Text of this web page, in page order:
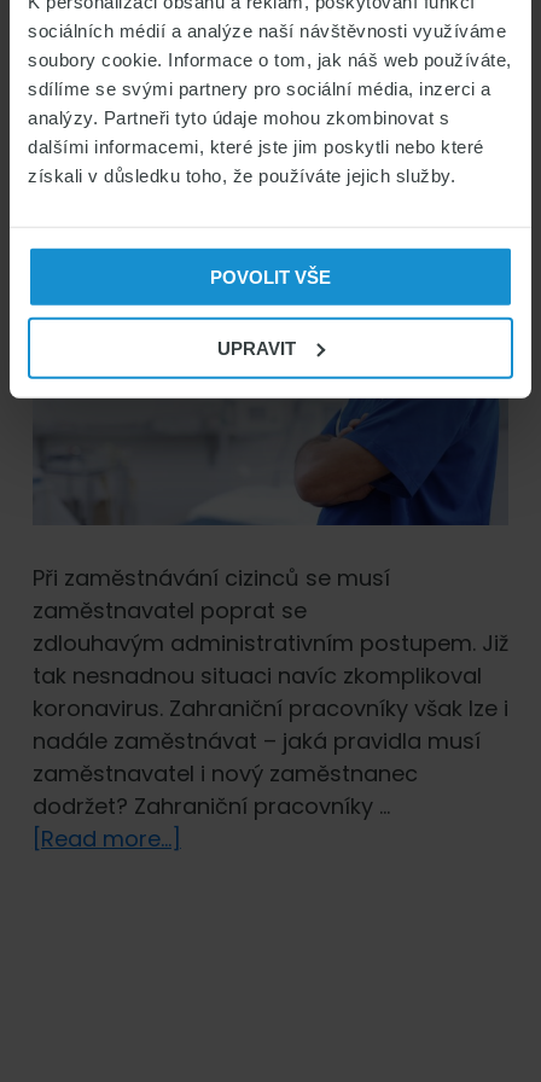
sociálních médií a analýze naší návštěvnosti využíváme
soubory cookie. Informace o tom, jak náš web používáte,
sdílíme se svými partnery pro sociální média, inzerci a
analýzy. Partneři tyto údaje mohou zkombinovat s
dalšími informacemi, které jste jim poskytli nebo které
získali v důsledku toho, že používáte jejich služby.
POVOLIT VŠE
UPRAVIT
PODNIKÁNÍ
PRACOVNÍ POVOLENÍ
VÍZOVÉ INFORMACE & LEGISLATIVA V ČR
06/08/2023Pavel Kobeš
Při zaměstnávání cizinců se musí
zaměstnavatel poprat se
zdlouhavým administrativním postupem. Již
tak nesnadnou situaci navíc zkomplikoval
koronavirus. Zahraniční pracovníky však lze i
nadále zaměstnávat – jaká pravidla musí
zaměstnavatel i nový zaměstnanec
dodržet? Zahraniční pracovníky …
[Read more...]